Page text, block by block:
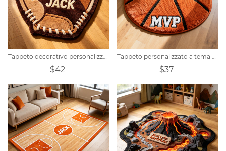
Tappeto decorativo personalizzato a forma di guanto da baseball
$42
Tappeto personalizzato a tema basket
$37